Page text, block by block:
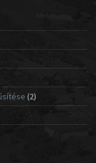
(2)